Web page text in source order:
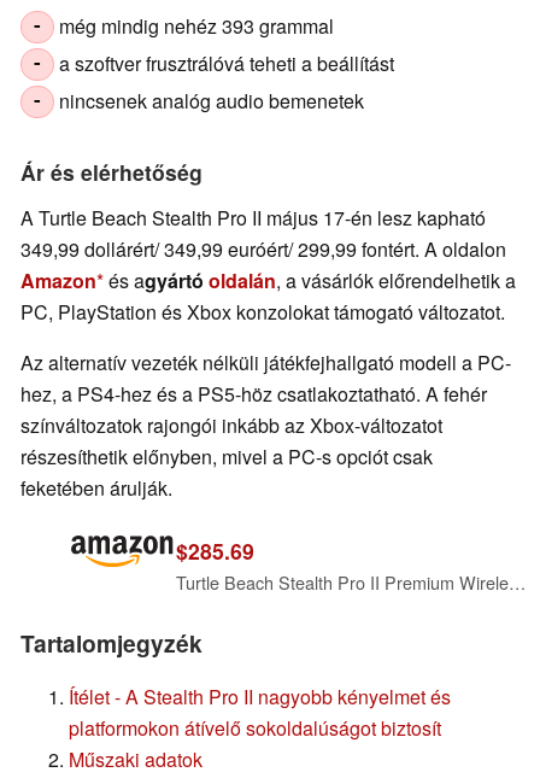
- még mindig nehéz 393 grammal
- a szoftver frusztrálóvá teheti a beállítást
- nincsenek analóg audio bemenetek
Ár és elérhetőség
A Turtle Beach Stealth Pro II május 17-én lesz kapható
349,99 dollárért/ 349,99 euróért/ 299,99 fontért. A oldalon
Amazon és agyártó oldalán, a vásárlók előrendelhetik a
PC, PlayStation és Xbox konzolokat támogató változatot.
Az alternatív vezeték nélküli játékfejhallgató modell a PC-
hez, a PS4-hez és a PS5-höz csatlakoztatható. A fehér
színváltozatok rajongói inkább az Xbox-változatot
részesíthetik előnyben, mivel a PC-s opciót csak
feketében árulják.
$285.69
Turtle Beach Stealth Pro II Premium Wireless Gaming Headset for Xbox Series X|S, PS5, PS4, PC - Hi-Res Audio, Dolby Atmos, Active Noise Cancellation, Simultaneous Bluetooth, 24-bit Audio - Black
Tartalomjegyzék
Ítélet - A Stealth Pro II nagyobb kényelmet és
platformokon átívelő sokoldalúságot biztosít
Műszaki adatok